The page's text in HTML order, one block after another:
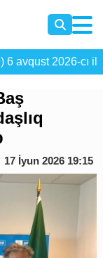
avqust 2026-cı il
17 İyun 2026 19:15